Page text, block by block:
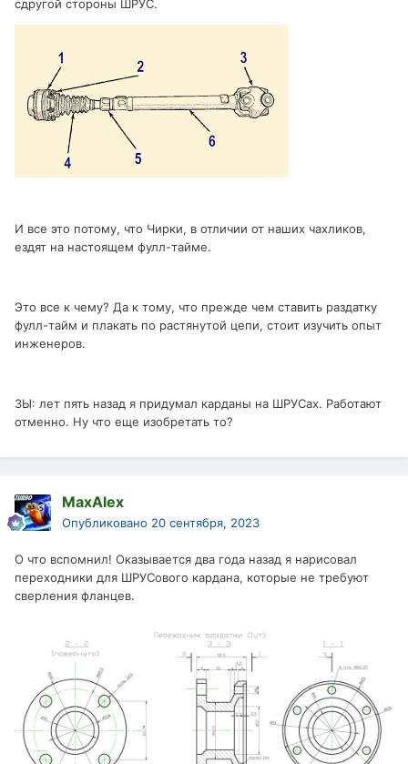
сдругой стороны ШРУС.
И все это потому, что Чирки, в отличии от наших чахликов,
ездят на настоящем фулл-тайме.
Это все к чему? Да к тому, что прежде чем ставить раздатку
фулл-тайм и плакать по растянутой цепи, стоит изучить опыт
инженеров.
ЗЫ: лет пять назад я придумал карданы на ШРУСах. Работают
отменно. Ну что еще изобретать то?
MaxAlex
Опубликовано 20 сентября, 2023
О что вспомнил! Оказывается два года назад я нарисовал
переходники для ШРУСового кардана, которые не требуют
сверления фланцев.